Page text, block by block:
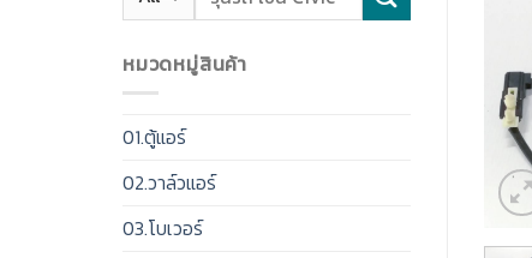
หมวดหมู่สินค้า
01.ตู้แอร์
02.วาล์วแอร์
03.โบเวอร์